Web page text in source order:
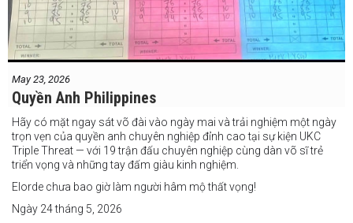
May 23, 2026
Quyền Anh Philippines
Hãy có mặt ngay sát võ đài vào ngày mai và trải nghiệm một ngày
trọn vẹn của quyền anh chuyên nghiệp đỉnh cao tại sự kiện UKC
Triple Threat — với 19 trận đấu chuyên nghiệp cùng dàn võ sĩ trẻ
triển vọng và những tay đấm giàu kinh nghiệm.
Elorde chưa bao giờ làm người hâm mộ thất vọng!
Ngày 24 tháng 5, 2026